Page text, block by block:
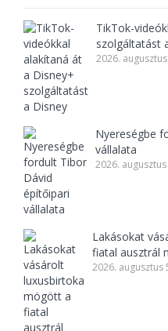
TikTok-
szolgáltatást
2026.
Nyereségbe
vállalata
2026.
Lakásokat
fiatal ausztrál
2026. augusztus